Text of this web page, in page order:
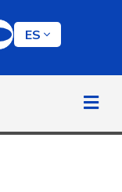
clave
ES